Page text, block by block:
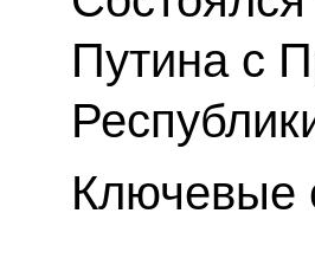
Путина с
Ключевые